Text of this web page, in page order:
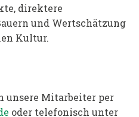
direktere
und Wertschätzung
Kultur.
unsere Mitarbeiter per
oder telefonisch unter